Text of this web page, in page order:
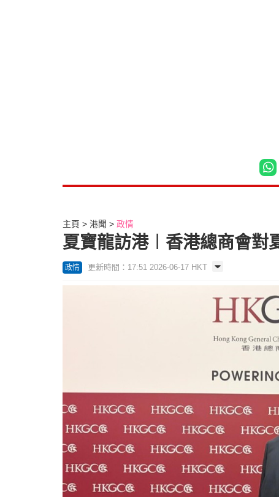
主頁 港聞 政情
夏寶龍訪港︱香港總商會對
政情 更新時間：17:51 2026-06-17 HKT